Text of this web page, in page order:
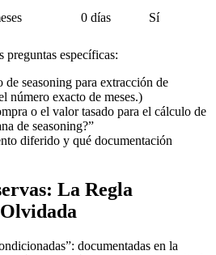
0 días Sí
preguntas específicas:
de seasoning para extracción de
número exacto de meses.)
o el valor tasado para el cálculo de
de seasoning?”
diferido y qué documentación
La Regla
documentadas en la